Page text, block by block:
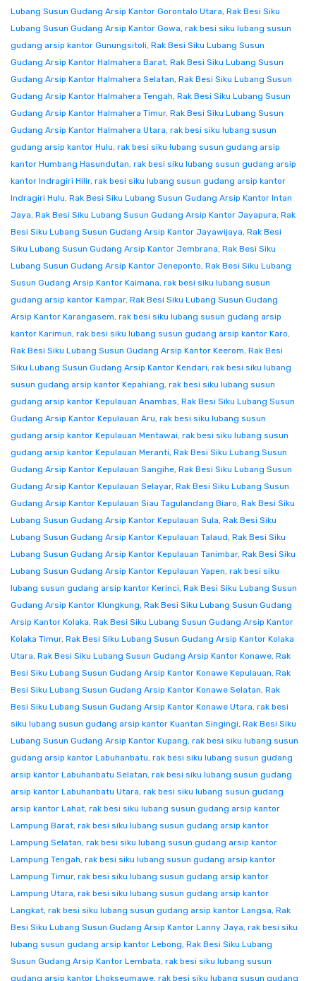
Lubang Susun Gudang Arsip Kantor Gorontalo Utara, Rak Besi Siku
Lubang Susun Gudang Arsip Kantor Gowa, rak besi siku lubang susun
gudang arsip kantor Gunungsitoli, Rak Besi Siku Lubang Susun
Gudang Arsip Kantor Halmahera Barat, Rak Besi Siku Lubang Susun
Gudang Arsip Kantor Halmahera Selatan, Rak Besi Siku Lubang Susun
Gudang Arsip Kantor Halmahera Tengah, Rak Besi Siku Lubang Susun
Gudang Arsip Kantor Halmahera Timur, Rak Besi Siku Lubang Susun
Gudang Arsip Kantor Halmahera Utara, rak besi siku lubang susun
gudang arsip kantor Hulu, rak besi siku lubang susun gudang arsip
kantor Humbang Hasundutan, rak besi siku lubang susun gudang arsip
kantor Indragiri Hilir, rak besi siku lubang susun gudang arsip kantor
Indragiri Hulu, Rak Besi Siku Lubang Susun Gudang Arsip Kantor Intan
Jaya, Rak Besi Siku Lubang Susun Gudang Arsip Kantor Jayapura, Rak
Besi Siku Lubang Susun Gudang Arsip Kantor Jayawijaya, Rak Besi
Siku Lubang Susun Gudang Arsip Kantor Jembrana, Rak Besi Siku
Lubang Susun Gudang Arsip Kantor Jeneponto, Rak Besi Siku Lubang
Susun Gudang Arsip Kantor Kaimana, rak besi siku lubang susun
gudang arsip kantor Kampar, Rak Besi Siku Lubang Susun Gudang
Arsip Kantor Karangasem, rak besi siku lubang susun gudang arsip
kantor Karimun, rak besi siku lubang susun gudang arsip kantor Karo,
Rak Besi Siku Lubang Susun Gudang Arsip Kantor Keerom, Rak Besi
Siku Lubang Susun Gudang Arsip Kantor Kendari, rak besi siku lubang
susun gudang arsip kantor Kepahiang, rak besi siku lubang susun
gudang arsip kantor Kepulauan Anambas, Rak Besi Siku Lubang Susun
Gudang Arsip Kantor Kepulauan Aru, rak besi siku lubang susun
gudang arsip kantor Kepulauan Mentawai, rak besi siku lubang susun
gudang arsip kantor Kepulauan Meranti, Rak Besi Siku Lubang Susun
Gudang Arsip Kantor Kepulauan Sangihe, Rak Besi Siku Lubang Susun
Gudang Arsip Kantor Kepulauan Selayar, Rak Besi Siku Lubang Susun
Gudang Arsip Kantor Kepulauan Siau Tagulandang Biaro, Rak Besi Siku
Lubang Susun Gudang Arsip Kantor Kepulauan Sula, Rak Besi Siku
Lubang Susun Gudang Arsip Kantor Kepulauan Talaud, Rak Besi Siku
Lubang Susun Gudang Arsip Kantor Kepulauan Tanimbar, Rak Besi Siku
Lubang Susun Gudang Arsip Kantor Kepulauan Yapen, rak besi siku
lubang susun gudang arsip kantor Kerinci, Rak Besi Siku Lubang Susun
Gudang Arsip Kantor Klungkung, Rak Besi Siku Lubang Susun Gudang
Arsip Kantor Kolaka, Rak Besi Siku Lubang Susun Gudang Arsip Kantor
Kolaka Timur, Rak Besi Siku Lubang Susun Gudang Arsip Kantor Kolaka
Utara, Rak Besi Siku Lubang Susun Gudang Arsip Kantor Konawe, Rak
Besi Siku Lubang Susun Gudang Arsip Kantor Konawe Kepulauan, Rak
Besi Siku Lubang Susun Gudang Arsip Kantor Konawe Selatan, Rak
Besi Siku Lubang Susun Gudang Arsip Kantor Konawe Utara, rak besi
siku lubang susun gudang arsip kantor Kuantan Singingi, Rak Besi Siku
Lubang Susun Gudang Arsip Kantor Kupang, rak besi siku lubang susun
gudang arsip kantor Labuhanbatu, rak besi siku lubang susun gudang
arsip kantor Labuhanbatu Selatan, rak besi siku lubang susun gudang
arsip kantor Labuhanbatu Utara, rak besi siku lubang susun gudang
arsip kantor Lahat, rak besi siku lubang susun gudang arsip kantor
Lampung Barat, rak besi siku lubang susun gudang arsip kantor
Lampung Selatan, rak besi siku lubang susun gudang arsip kantor
Lampung Tengah, rak besi siku lubang susun gudang arsip kantor
Lampung Timur, rak besi siku lubang susun gudang arsip kantor
Lampung Utara, rak besi siku lubang susun gudang arsip kantor
Langkat, rak besi siku lubang susun gudang arsip kantor Langsa, Rak
Besi Siku Lubang Susun Gudang Arsip Kantor Lanny Jaya, rak besi siku
lubang susun gudang arsip kantor Lebong, Rak Besi Siku Lubang
Susun Gudang Arsip Kantor Lembata, rak besi siku lubang susun
gudang arsip kantor Lhokseumawe, rak besi siku lubang susun gudang